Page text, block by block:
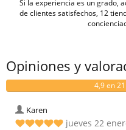
Si la experiencia es un grado,
de clientes satisfechos, 12
Opiniones y
4,9 en
Karen
jueves 22